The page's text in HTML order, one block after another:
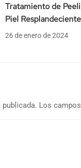
Tratamiento de
Piel Resplandeciente
26 de enero de 2024
Los